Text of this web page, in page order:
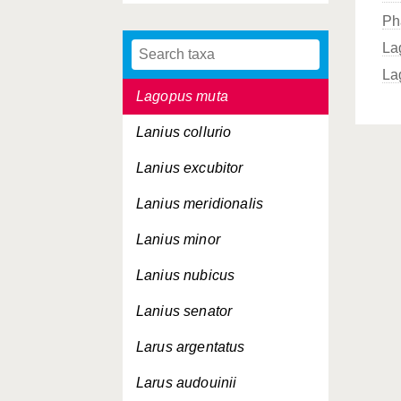
Lagopus lagopus
Lagopus muta
Lanius collurio
Lanius excubitor
Lanius meridionalis
Lanius minor
Lanius nubicus
Lanius senator
Larus argentatus
Larus audouinii